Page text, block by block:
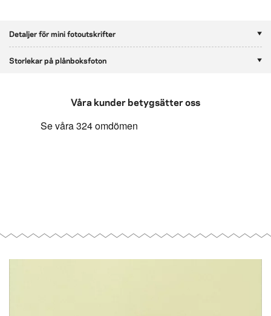
Detaljer för mini fotoutskrifter
Storlekar på plånboksfoton
Våra kunder betygsätter oss